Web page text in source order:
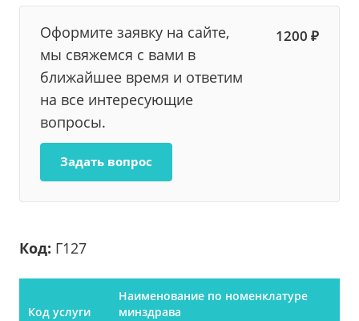
Оформите заявку на сайте,
мы свяжемся с вами в
ближайшее время и ответим
на все интересующие
вопросы.
1200 ₽
Задать вопрос
Код: Г127
Код услуги
Наименование по номенклатуре
минздрава